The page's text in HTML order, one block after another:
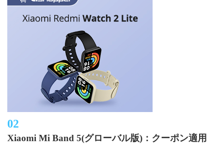
Xiaomi Mi Band 5(グローバル版)：クーポン適用